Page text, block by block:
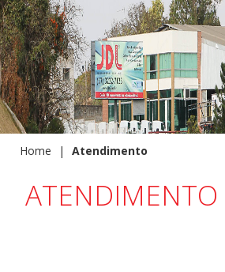
Home | Atendimento
ATENDIMENTO